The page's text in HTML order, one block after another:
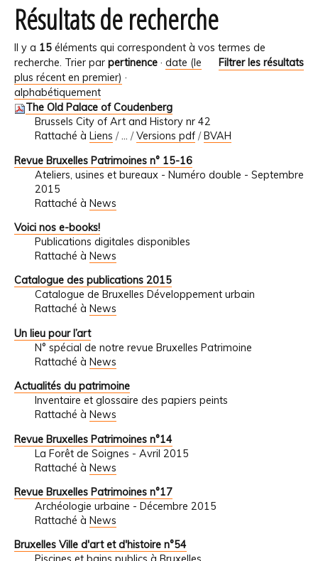
Résultats de recherche
Il y a 15 éléments qui correspondent à vos termes de
recherche.
Filtrer les résultats
Trier par pertinence · date (le
plus récent en premier) ·
alphabétiquement
The Old Palace of Coudenberg
Brussels City of Art and History nr 42
Rattaché à Liens /… /Versions pdf /BVAH
Revue Bruxelles Patrimoines n° 15-16
Ateliers, usines et bureaux - Numéro double - Septembre
2015
Rattaché à News
Voici nos e-books!
Publications digitales disponibles
Rattaché à News
Catalogue des publications 2015
Catalogue de Bruxelles Développement urbain
Rattaché à News
Un lieu pour l’art
N° spécial de notre revue Bruxelles Patrimoine
Rattaché à News
Actualités du patrimoine
Inventaire et glossaire des papiers peints
Rattaché à News
Revue Bruxelles Patrimoines n°14
La Forêt de Soignes - Avril 2015
Rattaché à News
Revue Bruxelles Patrimoines n°17
Archéologie urbaine - Décembre 2015
Rattaché à News
Bruxelles Ville d'art et d'histoire n°54